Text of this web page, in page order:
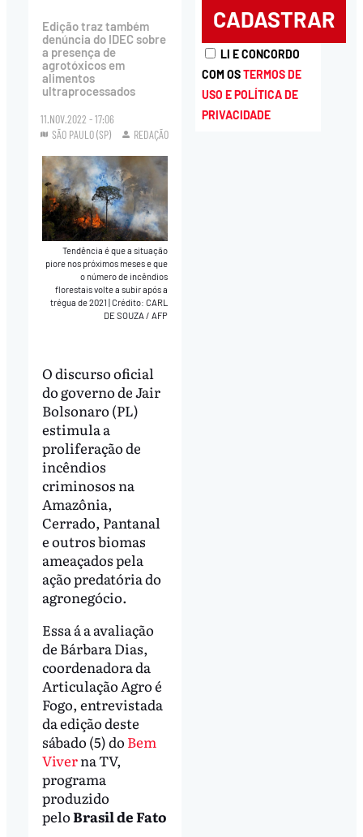
Edição traz também
denúncia do IDEC sobre
a presença de
agrotóxicos em
alimentos
ultraprocessados
11.NOV.2022 - 17:06
SÃO PAULO (SP)
REDAÇÃO
Tendência é que a situação
piore nos próximos meses e que
o número de incêndios
florestais volte a subir após a
trégua de 2021 Crédito: CARL
DE SOUZA / AFP
O discurso oficial
do governo de Jair
Bolsonaro (PL)
estimula a
proliferação de
incêndios
criminosos na
Amazônia,
Cerrado, Pantanal
e outros biomas
ameaçados pela
ação predatória do
agronegócio.
Essa á a avaliação
de Bárbara Dias,
coordenadora da
Articulação Agro é
Fogo, entrevistada
da edição deste
sábado (5) do Bem
Viverna TV,
programa
produzido
peloBrasil de Fato
LI E CONCORDO
COM OSTERMOS DE
USO E POLÍTICA DE
PRIVACIDADE